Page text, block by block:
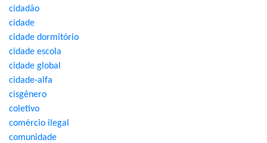
cidadão
cidade
cidade dormitório
cidade escola
cidade global
cidade-alfa
cisgênero
coletivo
comércio ilegal
comunidade